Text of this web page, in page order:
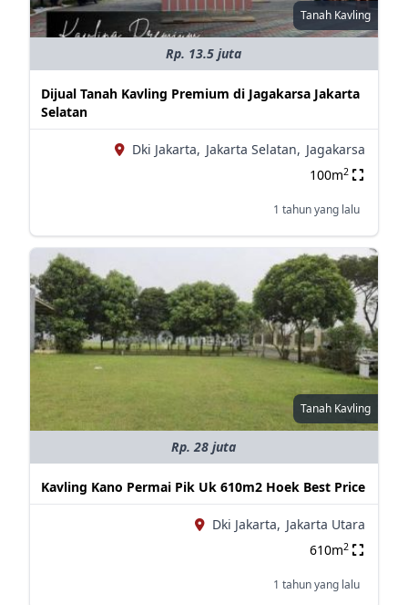
Tanah Kavling
Rp. 13.5 juta
Dijual Tanah Kavling Premium di Jagakarsa Jakarta
Selatan
Dki Jakarta, Jakarta Selatan, Jagakarsa
100m2
1 tahun yang lalu
Tanah Kavling
Rp. 28 juta
Kavling Kano Permai Pik Uk 610m2 Hoek Best Price
Dki Jakarta, Jakarta Utara
610m2
1 tahun yang lalu